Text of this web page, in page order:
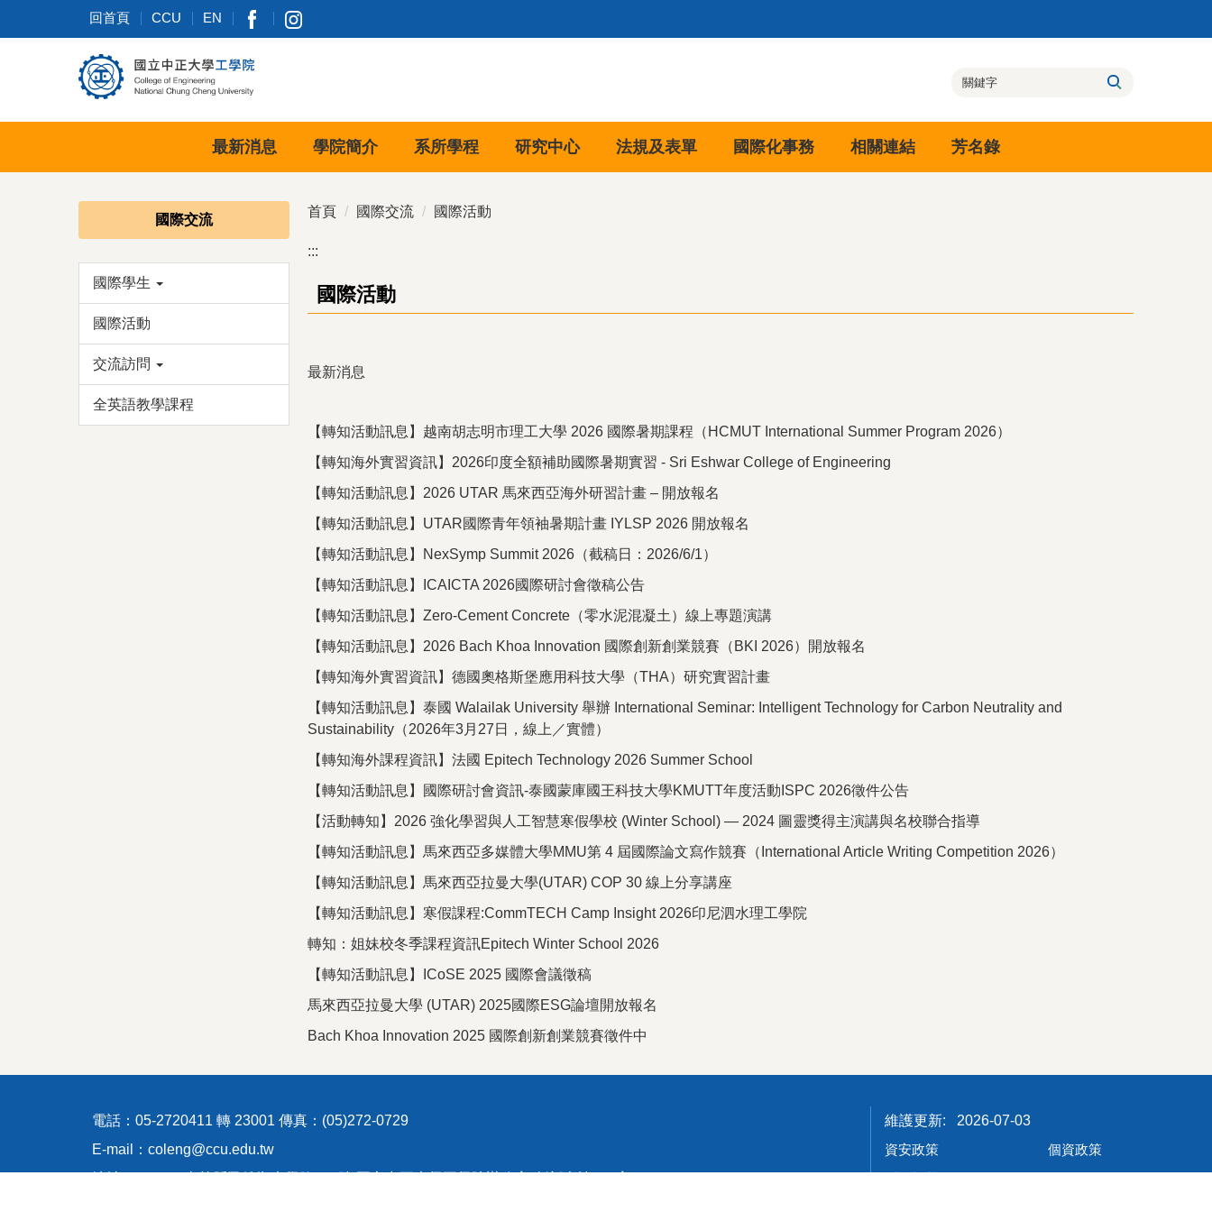
到
容
回首頁 CCU EN
最新消息 學院簡介 系所學程 研究中心 法規及表單 國際化事務 相關連結 芳名錄
國際交流
國際學生
國際活動
交流訪問
全英語教學課程
首頁 國際交流 國際活動
:::
國際活動
最新消息
【轉知活動訊息】越南胡志明市理工大學 2026 國際暑期課程（HCMUT International Summer Program 2026）
【轉知海外實習資訊】2026印度全額補助國際暑期實習 - Sri Eshwar College of Engineering
【轉知活動訊息】2026 UTAR 馬來西亞海外研習計畫 – 開放報名
【轉知活動訊息】UTAR國際青年領袖暑期計畫 IYLSP 2026 開放報名
【轉知活動訊息】NexSymp Summit 2026（截稿日：2026/6/1）
【轉知活動訊息】ICAICTA 2026國際研討會徵稿公告
【轉知活動訊息】Zero-Cement Concrete（零水泥混凝土）線上專題演講
【轉知活動訊息】2026 Bach Khoa Innovation 國際創新創業競賽（BKI 2026）開放報名
【轉知海外實習資訊】德國奧格斯堡應用科技大學（THA）研究實習計畫
【轉知活動訊息】泰國 Walailak University 舉辦 International Seminar: Intelligent Technology for Carbon Neutrality and
Sustainability（2026年3月27日，線上／實體）
【轉知海外課程資訊】法國 Epitech Technology 2026 Summer School
【轉知活動訊息】國際研討會資訊-泰國蒙庫國王科技大學KMUTT年度活動ISPC 2026徵件公告
【活動轉知】2026 強化學習與人工智慧寒假學校 (Winter School) — 2024 圖靈獎得主演講與名校聯合指導
【轉知活動訊息】馬來西亞多媒體大學MMU第 4 屆國際論文寫作競賽（International Article Writing Competition 2026）
【轉知活動訊息】馬來西亞拉曼大學(UTAR) COP 30 線上分享講座
【轉知活動訊息】寒假課程:CommTECH Camp Insight 2026印尼泗水理工學院
轉知：姐妹校冬季課程資訊Epitech Winter School 2026
【轉知活動訊息】ICoSE 2025 國際會議徵稿
馬來西亞拉曼大學 (UTAR) 2025國際ESG論壇開放報名
Bach Khoa Innovation 2025 國際創新創業競賽徵件中
電話：05-2720411 轉 23001 傳真：(05)272-0729
E-mail：coleng@ccu.edu.tw
2026-07-03
資安政策
個資政策